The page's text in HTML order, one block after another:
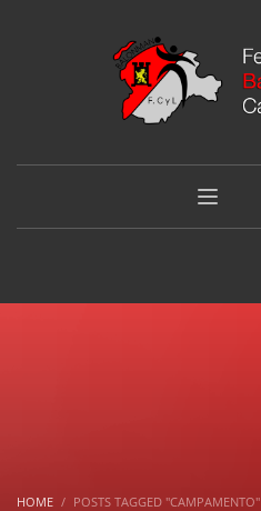
HOME POSTS TAGGED "CAMPAMENTO"